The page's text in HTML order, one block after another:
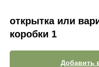
открытка или
коробки 1
Добавить